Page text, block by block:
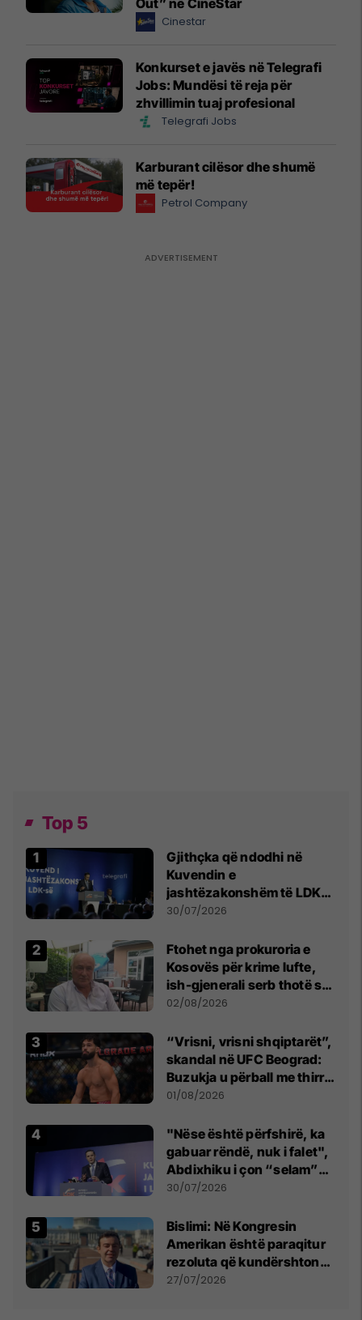
Cinestar
Konkurset e javës në Telegrafi
Jobs: Mundësi të reja për
zhvillimin tuaj profesional
Telegrafi Jobs
Karburant cilësor dhe shumë
më tepër!
Petrol Company
Top 5
Gjithçka që ndodhi në
Kuvendin e
jashtëzakonshëm të LDK-
së
30/07/2026
Ftohet nga prokuroria e
Kosovës për krime lufte,
ish-gjenerali serb thotë se
dikush e tradhtoi në
02/08/2026
“Vrisni, vrisni shqiptarët”,
skandal në UFC Beograd:
Buzukja u përball me thirrje
anti-shqiptare nga
01/08/2026
"Nëse është përfshirë, ka
gabuar rëndë, nuk i falet",
Abdixhiku i çon “selam”
Përparim Ramës
30/07/2026
Bislimi: Në Kongresin
Amerikan është paraqitur
rezoluta që kundërshton
mbajtjen e Asamblesë
27/07/2026